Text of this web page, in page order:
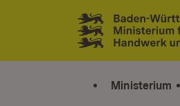
Zum Inhalt springen
Link zur Startseite
Ministerium